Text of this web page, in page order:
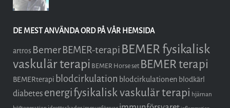
DE MEST ANVÄNDA ORD PÅ VÅR HEMSIDA
artros BemerBEMER-terapi BEMER fysikalisk
vaskulär terapi BEMER Horse set BEMER terapi
BEMERterapi blodcirkulation blodcirkulationen blodkärl
diabetesenergifysikalisk vaskulär terapi hjärnan